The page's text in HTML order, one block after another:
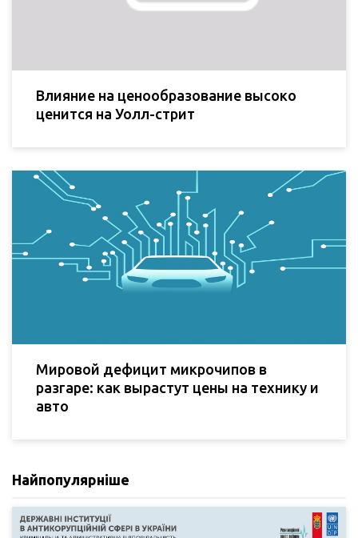
Влияние на ценообразование высоко
ценится на Уолл-стрит
Мировой дефицит микрочипов в
разгаре: как вырастут цены на технику и
авто
Найпопулярніше